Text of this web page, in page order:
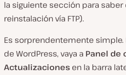
la siguiente sección para saber
reinstalación vía FTP).
Es sorprendentemente simple.
de WordPress, vaya a Panel de
Actualizaciones en la barra